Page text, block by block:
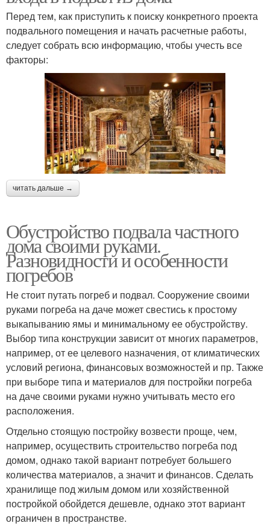
Перед тем, как приступить к поиску конкретного проекта
подвального помещения и начать расчетные работы,
следует собрать всю информацию, чтобы учесть все
факторы:
читать дальше →
Обустройство подвала частного
дома своими руками.
Разновидности и особенности
погребов
Не стоит путать погреб и подвал. Сооружение своими
руками погреба на даче может свестись к простому
выкапыванию ямы и минимальному ее обустройству.
Выбор типа конструкции зависит от многих параметров,
например, от ее целевого назначения, от климатических
условий региона, финансовых возможностей и пр. Также
при выборе типа и материалов для постройки погреба
на даче своими руками нужно учитывать место его
расположения.
Отдельно стоящую постройку возвести проще, чем,
например, осуществить строительство погреба под
домом, однако такой вариант потребует большего
количества материалов, а значит и финансов. Сделать
хранилище под жилым домом или хозяйственной
постройкой обойдется дешевле, однако этот вариант
ограничен в пространстве.